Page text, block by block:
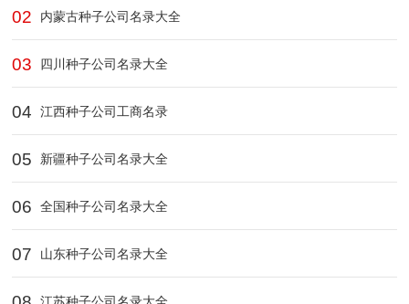
02 内蒙古种子公司名录大全
03 四川种子公司名录大全
04 江西种子公司工商名录
05 新疆种子公司名录大全
06 全国种子公司名录大全
07 山东种子公司名录大全